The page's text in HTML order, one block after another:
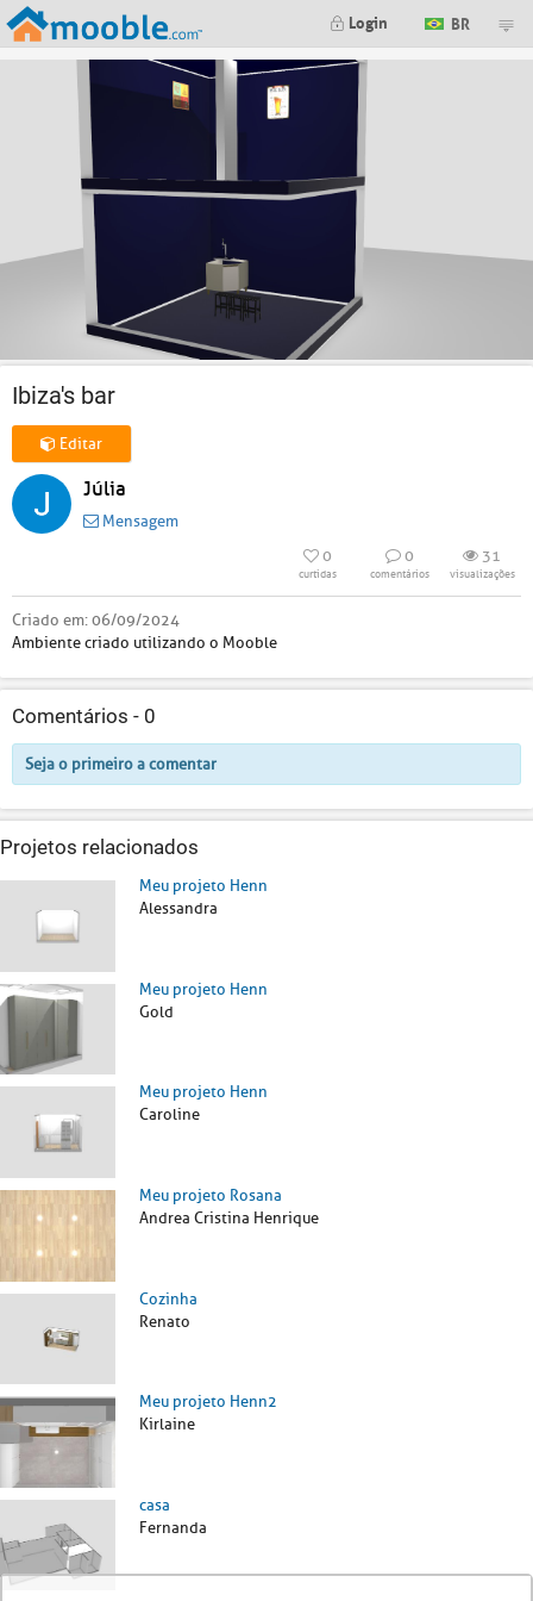
Login BR
Ibiza's bar
Editar
Júlia
Mensagem
0
curtidas
0
comentários
31
visualizações
Criado em:06/09/2024
Ambiente criado utilizando o Mooble
Comentários - 0
Seja o primeiro a comentar
Projetos relacionados
Meu projeto Henn
Alessandra
Meu projeto Henn
Gold
Meu projeto Henn
Caroline
Meu projeto Rosana
Andrea Cristina Henrique
Cozinha
Renato
Meu projeto Henn2
Kirlaine
casa
Fernanda